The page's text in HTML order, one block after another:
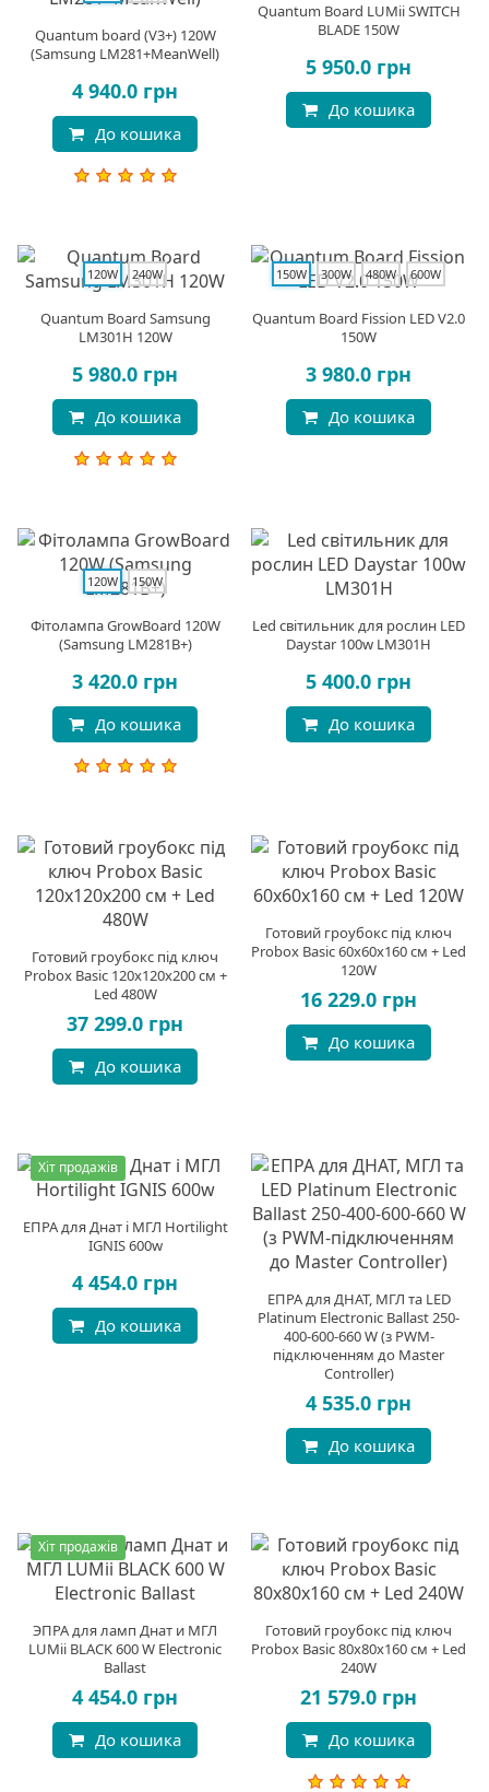
Quantum board (V3+) 120W
(Samsung LM281+MeanWell)
4 940.0 грн
До кошика
Quantum Board LUMii SWITCH
BLADE 150W
5 950.0 грн
До кошика
120W 240W
Quantum Board Samsung
LM301H 120W
5 980.0 грн
До кошика
150W 300W 480W 600W
Quantum Board Fission LED V2.0
150W
3 980.0 грн
До кошика
120W 150W
Фітолампа GrowBoard 120W
(Samsung LM281B+)
3 420.0 грн
До кошика
Led світильник для рослин LED
Daystar 100w LM301H
5 400.0 грн
До кошика
Готовий гроубокс під ключ
Probox Basic 120x120x200 см +
Led 480W
37 299.0 грн
До кошика
Готовий гроубокс під ключ
Probox Basic 60x60x160 см + Led
120W
16 229.0 грн
До кошика
Хіт продажів
ЕПРА для Днат і МГЛ Hortilight
IGNIS 600w
4 454.0 грн
До кошика
ЕПРА для ДНАТ, МГЛ та LED
Platinum Electronic Ballast 250-
400-600-660 W (з PWM-
підключенням до Master
Controller)
4 535.0 грн
До кошика
Хіт продажів
ЭПРА для ламп Днат и МГЛ
LUMii BLACK 600 W Electronic
Ballast
4 454.0 грн
До кошика
Готовий гроубокс під ключ
Probox Basic 80x80x160 см + Led
240W
21 579.0 грн
До кошика